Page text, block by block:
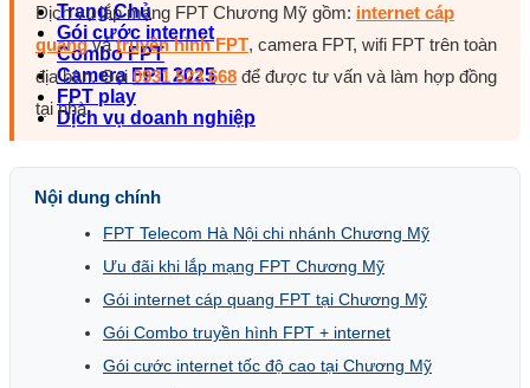
Trang Chủ
Gói cước internet
Combo FPT
Camera FPT 2025
FPT play
Dịch vụ doanh nghiệp
Dịch vụ lắp mạng FPT Chương Mỹ gồm: internet cáp
quangvàtruyền hình FPT, camera FPT, wifi FPT trên toàn
địa bàn. Gọi 0931 523 668 để được tư vấn và làm hợp đồng
tại nhà.
Nội dung chính
FPT Telecom Hà Nội chi nhánh Chương Mỹ
Ưu đãi khi lắp mạng FPT Chương Mỹ
Gói internet cáp quang FPT tại Chương Mỹ
Gói Combo truyền hình FPT + internet
Gói cước internet tốc độ cao tại Chương Mỹ